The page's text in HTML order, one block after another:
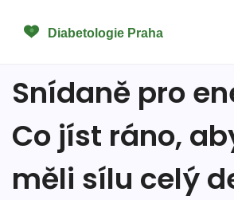
Snídaně pro
Co jíst ráno,
měli sílu celý